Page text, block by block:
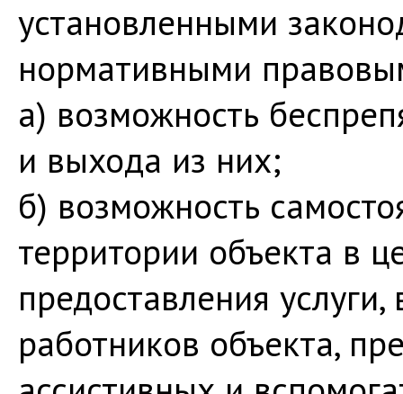
установленными
нормативными
а) возможность
и выхода из них;
б) возможность
территории объекта в
предоставления
работников объекта,